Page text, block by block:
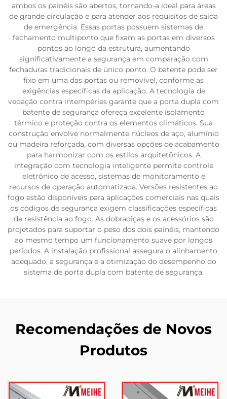
ambos os painéis são abertos, tornando-a ideal para áreas
de grande circulação e para atender aos requisitos de saída
de emergência. Essas portas possuem sistemas de
fechamento multiponto que fixam as portas em diversos
pontos ao longo da estrutura, aumentando
significativamente a segurança em comparação com
fechaduras tradicionais de único ponto. O batente pode ser
fixo em uma das portas ou removível, conforme as
exigências específicas da aplicação. A tecnologia de
vedação contra intempéries garante que a porta dupla com
batente de segurança ofereça excelente isolamento
térmico e proteção contra os elementos climáticos. Sua
construção envolve normalmente núcleos de aço, alumínio
ou madeira reforçada, com diversas opções de acabamento
para harmonizar com os estilos arquitetônicos. A
integração com tecnologia inteligente permite controle
eletrônico de acesso, sistemas de monitoramento e
recursos de operação automatizada. Versões resistentes ao
fogo estão disponíveis para aplicações comerciais nas quais
os códigos de segurança exigem classificações específicas
de resistência ao fogo. As dobradiças e os acessórios são
projetados para suportar o peso dos dois painéis, mantendo
ao mesmo tempo um funcionamento suave por longos
períodos. A instalação profissional assegura o alinhamento
adequado, a segurança e a otimização do desempenho do
sistema de porta dupla com batente de segurança.
Recomendações de Novos
Produtos